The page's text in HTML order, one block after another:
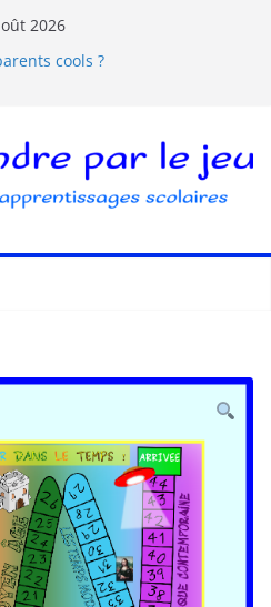
2026
cools ?
est-elle ludique ?
de l’oubli